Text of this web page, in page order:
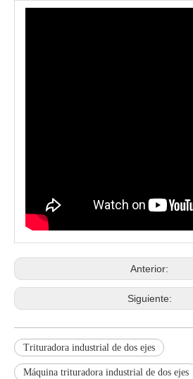
Anterior:
Siguiente:
Trituradora industrial de dos ejes
Máquina trituradora industrial de dos ejes